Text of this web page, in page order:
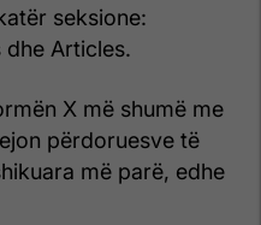
seksione:
Articles.
X më shumë me
përdoruesve të
më parë, edhe